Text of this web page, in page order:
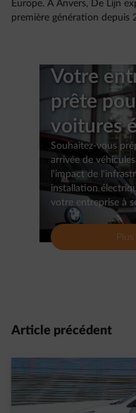
Europe. À Anvers, De Lijn
première génération depuis
Votre
prête
voitures
Souhaitez-vous
arrivée de
l'impact de
installation
votre entreprise à
Article précédent